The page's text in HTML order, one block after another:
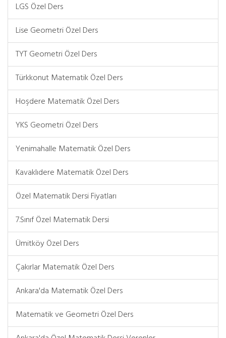
LGS Özel Ders
Lise Geometri Özel Ders
TYT Geometri Özel Ders
Türkkonut Matematik Özel Ders
Hoşdere Matematik Özel Ders
YKS Geometri Özel Ders
Yenimahalle Matematik Özel Ders
Kavaklıdere Matematik Özel Ders
Özel Matematik Dersi Fiyatları
7.Sınıf Özel Matematik Dersi
Ümitköy Özel Ders
Çakırlar Matematik Özel Ders
Ankara'da Matematik Özel Ders
Matematik ve Geometri Özel Ders